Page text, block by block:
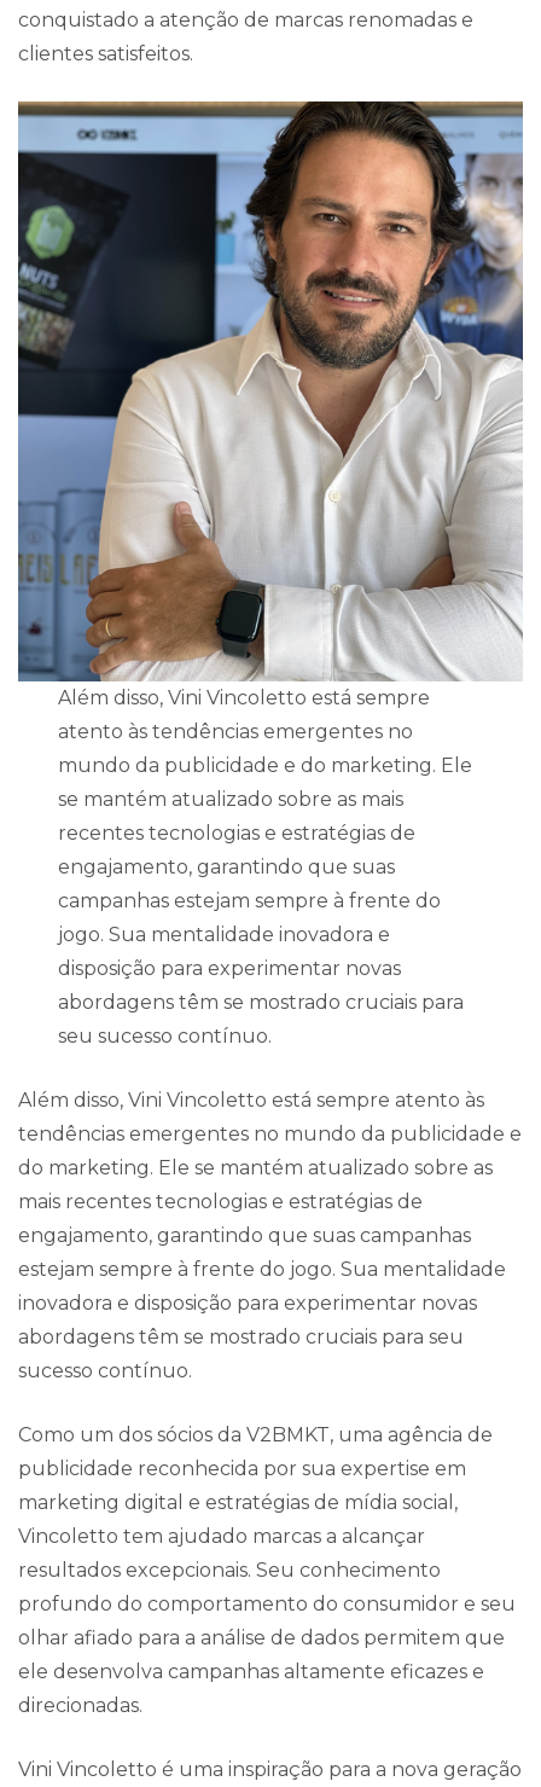
conquistado a atenção de marcas renomadas e
clientes satisfeitos.
Além disso, Vini Vincoletto está sempre
atento às tendências emergentes no
mundo da publicidade e do marketing. Ele
se mantém atualizado sobre as mais
recentes tecnologias e estratégias de
engajamento, garantindo que suas
campanhas estejam sempre à frente do
jogo. Sua mentalidade inovadora e
disposição para experimentar novas
abordagens têm se mostrado cruciais para
seu sucesso contínuo.
Além disso, Vini Vincoletto está sempre atento às
tendências emergentes no mundo da publicidade e
do marketing. Ele se mantém atualizado sobre as
mais recentes tecnologias e estratégias de
engajamento, garantindo que suas campanhas
estejam sempre à frente do jogo. Sua mentalidade
inovadora e disposição para experimentar novas
abordagens têm se mostrado cruciais para seu
sucesso contínuo.
Como um dos sócios da V2BMKT, uma agência de
publicidade reconhecida por sua expertise em
marketing digital e estratégias de mídia social,
Vincoletto tem ajudado marcas a alcançar
resultados excepcionais. Seu conhecimento
profundo do comportamento do consumidor e seu
olhar afiado para a análise de dados permitem que
ele desenvolva campanhas altamente eficazes e
direcionadas.
Vini Vincoletto é uma inspiração para a nova geração